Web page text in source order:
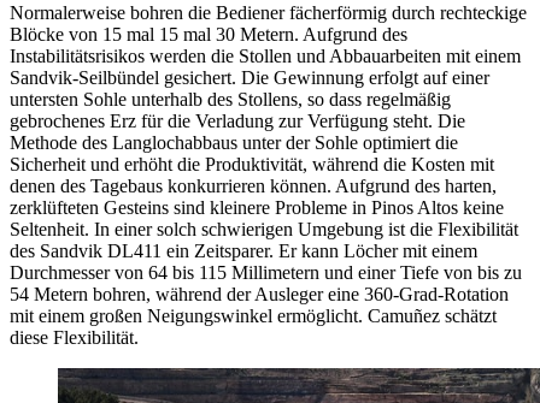
Normalerweise bohren die Bediener fächerförmig durch rechteckige
Blöcke von 15 mal 15 mal 30 Metern. Aufgrund des
Instabilitätsrisikos werden die Stollen und Abbauarbeiten mit einem
Sandvik-Seilbündel gesichert. Die Gewinnung erfolgt auf einer
untersten Sohle unterhalb des Stollens, so dass regelmäßig
gebrochenes Erz für die Verladung zur Verfügung steht. Die
Methode des Langlochabbaus unter der Sohle optimiert die
Sicherheit und erhöht die Produktivität, während die Kosten mit
denen des Tagebaus konkurrieren können. Aufgrund des harten,
zerklüfteten Gesteins sind kleinere Probleme in Pinos Altos keine
Seltenheit. In einer solch schwierigen Umgebung ist die Flexibilität
des Sandvik DL411 ein Zeitsparer. Er kann Löcher mit einem
Durchmesser von 64 bis 115 Millimetern und einer Tiefe von bis zu
54 Metern bohren, während der Ausleger eine 360-Grad-Rotation
mit einem großen Neigungswinkel ermöglicht. Camuñez schätzt
diese Flexibilität.